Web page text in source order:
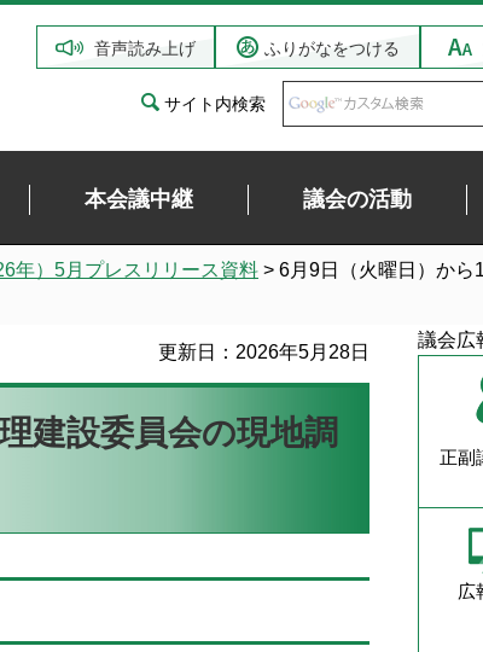
音声読み上げ ふりがなをつける
サイト内検索
本会議中継 議会の活動
年）5月プレスリリース資料 > 6月9日（火曜日）から
更新日：2026年5月28日
建設委員会の現地調
議会広
正副
広